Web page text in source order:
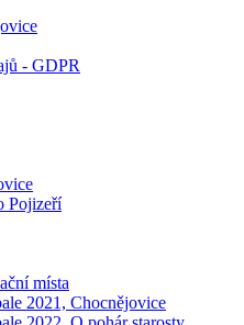
- GDPR
Pojizeří
místa
2021, Chocnějovice